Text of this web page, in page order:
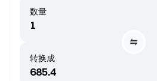
转换成
数量